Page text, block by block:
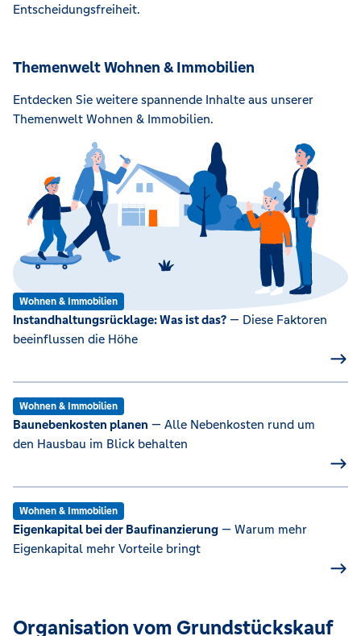
Entscheidungsfreiheit.
Themenwelt Wohnen & Immobilien
Entdecken Sie weitere spannende Inhalte aus unserer
Themenwelt Wohnen & Immobilien.
Wohnen & Immobilien
Instandhaltungsrücklage: Was ist das? — Diese Faktoren
beeinflussen die Höhe
Wohnen & Immobilien
Baunebenkosten planen — Alle Nebenkosten rund um
den Hausbau im Blick behalten
Wohnen & Immobilien
Eigenkapital bei der Baufinanzierung — Warum mehr
Eigenkapital mehr Vorteile bringt
Organisation vom Grundstückskauf